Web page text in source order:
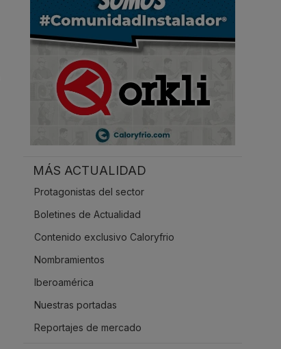
MÁS ACTUALIDAD
Protagonistas del sector
Boletines de Actualidad
Contenido exclusivo Caloryfrio
Nombramientos
Iberoamérica
Nuestras portadas
Reportajes de mercado